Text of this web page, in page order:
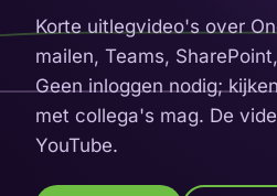
Korte uitlegvideo's over
mailen, Teams,
Geen inloggen nodig;
met collega's mag. De
YouTube.